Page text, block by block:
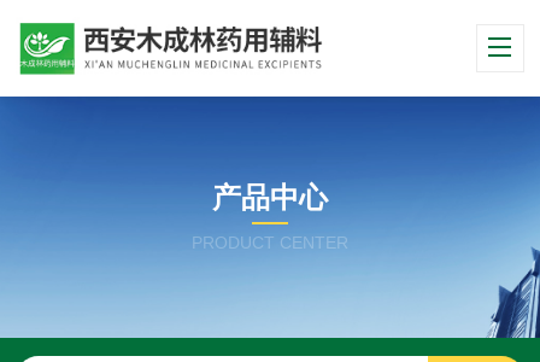
产品中心
PRODUCT CENTER